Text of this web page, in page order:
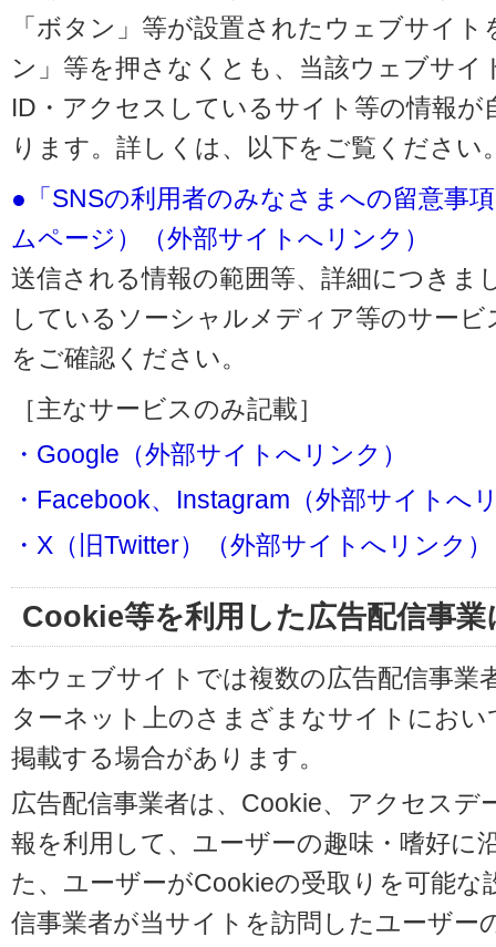
「ボタン」等が設置されたウェブサイ
ン」等を押さなくとも、当該ウェブサイ
ID・アクセスしているサイト等の情報
ります。詳しくは、以下をご覧ください
●「SNSの利用者のみなさまへの留意事
ムページ）（外部サイトへリンク）
送信される情報の範囲等、詳細につきま
しているソーシャルメディア等のサー
をご確認ください。
［主なサービスのみ記載］
・Google（外部サイトへリンク）
・Facebook、Instagram（外部サイトへ
・X（旧Twitter）（外部サイトへリンク）
Cookie等を利用した広告配信事
本ウェブサイトでは複数の広告配信事業
ターネット上のさまざまなサイトにお
掲載する場合があります。
広告配信事業者は、Cookie、アクセスデ
報を利用して、ユーザーの趣味・嗜好に
た、ユーザーがCookieの受取りを可能
信事業者が当サイトを訪問したユーザー